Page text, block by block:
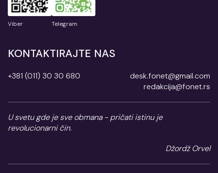
Viber Telegram
KONTAKTIRAJTE NAS
+381 (011) 30 30 680
desk.fonet@gmail.com
redakcija@fonet.rs
U svetu gde je sve obmana - pričati istinu je
revolucionarni čin.
Džordž Orvel